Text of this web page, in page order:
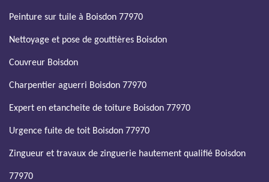
Peinture sur tuile à Boisdon 77970
Nettoyage et pose de gouttières Boisdon
Couvreur Boisdon
Charpentier aguerri Boisdon 77970
Expert en etancheite de toiture Boisdon 77970
Urgence fuite de toit Boisdon 77970
Zingueur et travaux de zinguerie hautement qualifié Boisdon
77970